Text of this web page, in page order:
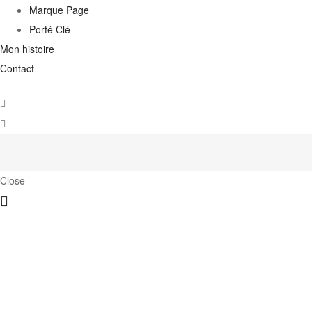
Marque Page
Porté Clé
Mon histoire
Contact
Close